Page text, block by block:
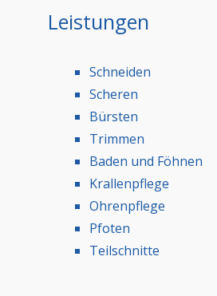
Leistungen
Schneiden
Scheren
Bürsten
Trimmen
Baden und Föhnen
Krallenpflege
Ohrenpflege
Pfoten
Teilschnitte